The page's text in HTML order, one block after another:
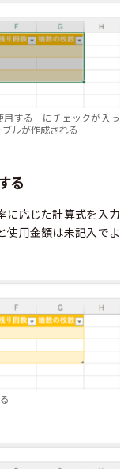
する」にチェックが入っ
ルが作成される
る
に応じた計算式を入力
使用金額は未記入でよ